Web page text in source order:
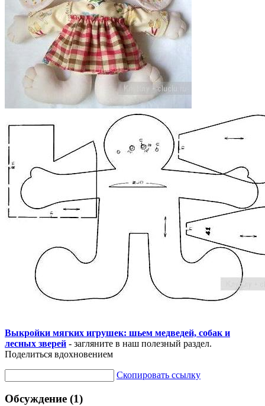
Выкройки мягких игрушек: шьем медведей, собак и
лесных зверей - загляните в наш полезный раздел.
Поделиться вдохновением
Скопировать ссылку
Обсуждение (1)